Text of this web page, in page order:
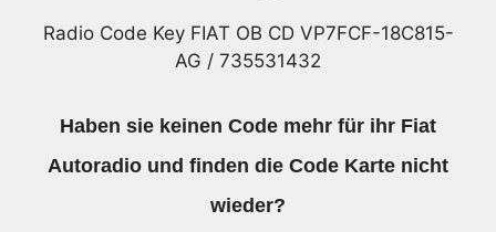
Radio Code Key FIAT OB CD VP7FCF-18C815-
AG / 735531432
Haben sie keinen Code mehr für ihr Fiat
Autoradio und finden die Code Karte nicht
wieder?